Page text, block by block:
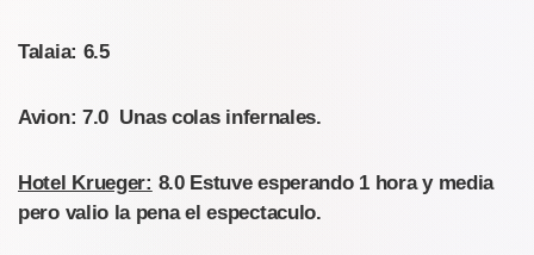
Talaia: 6.5
Avion: 7.0 Unas colas infernales.
Hotel Krueger: 8.0 Estuve esperando 1 hora y media
pero valio la pena el espectaculo.